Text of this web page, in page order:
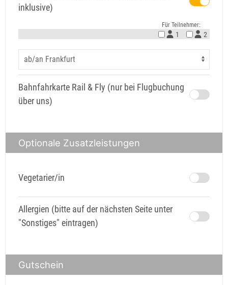
inklusive)
Für Teilnehmer:
1 2
Bahnfahrkarte Rail & Fly (nur bei Flugbuchung
über uns)
Optionale Zusatzleistungen
Vegetarier/in
Allergien (bitte auf der nächsten Seite unter
"Sonstiges" eintragen)
Gutschein